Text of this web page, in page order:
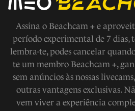
Assina o Beachcam + e
período experimental de 7
lembra-te, podes cancelar
te um membro Beachcam +,
sem anúncios às nossas
outras vantagens exclusivas.
vem viver a experiência